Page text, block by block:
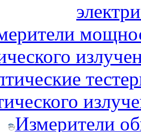
Измерители